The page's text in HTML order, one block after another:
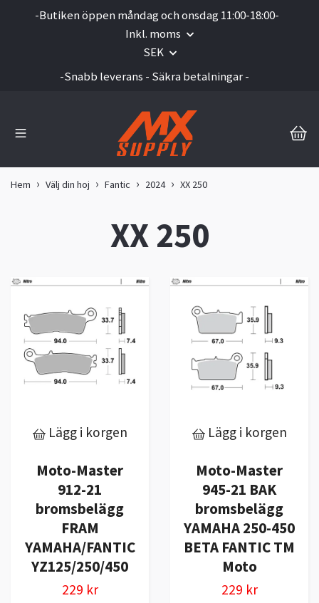
-Butiken öppen måndag och onsdag 11:00-18:00-
Inkl. moms
SEK
-Snabb leverans - Säkra betalningar -
Hem Välj din hoj Fantic 2024 XX 250
XX 250
Lägg i korgen
Moto-Master
912-21
bromsbelägg
FRAM
YAMAHA/FANTIC
YZ125/250/450
229 kr
Lägg i korgen
Moto-Master
945-21 BAK
bromsbelägg
YAMAHA 250-450
BETA FANTIC TM
Moto
229 kr